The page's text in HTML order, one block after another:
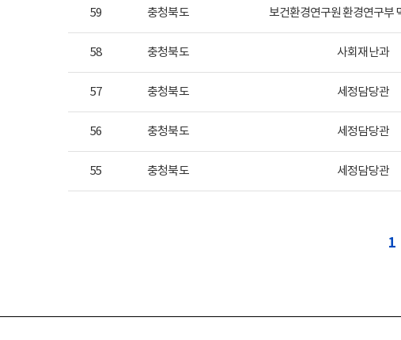
59 충청북도 보건환경연구원 환경연구부
58 충청북도 사회재난과
57 충청북도 세정담당관
56 충청북도 세정담당관
55 충청북도 세정담당관
1